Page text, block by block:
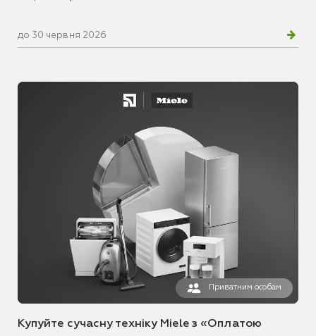
до 30 червня 2026
Приватним особам
Купуйте сучасну техніку Miele з «Оплатою